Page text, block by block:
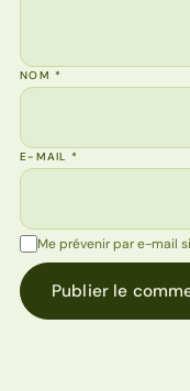
NOM*
E-MAIL*
Me prévenir par e-mail
Publier le